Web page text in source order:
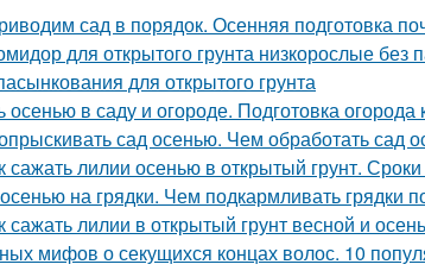
сад в порядок. Осенняя подготовка
для открытого грунта низкорослые
для открытого грунта
осенью в саду и огороде. Подготовка огорода
сад осенью. Чем обработать сад
сажать лилии осенью в открытый грунт.
на грядки. Чем подкармливать грядки
сажать лилии в открытый грунт весной и
мифов о секущихся концах волос. 10